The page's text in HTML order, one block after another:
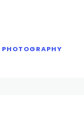
PHOTOGRAPHY